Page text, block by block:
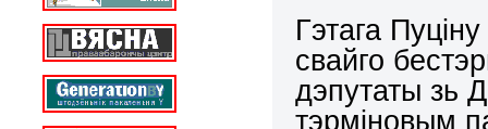
Гэтага
свайго
дэпутаты зь
тэрміновым